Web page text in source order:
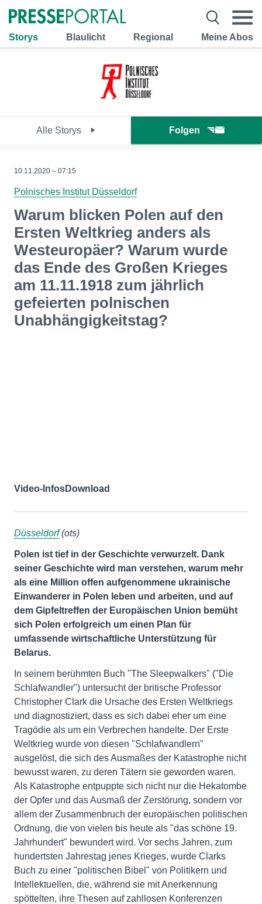
Storys Blaulicht Regional Meine Abos
Alle Storys Folgen
10.11.2020 – 07:15
Polnisches Institut Düsseldorf
Warum blicken Polen auf den
Ersten Weltkrieg anders als
Westeuropäer? Warum wurde
das Ende des Großen Krieges
am 11.11.1918 zum jährlich
gefeierten polnischen
Unabhängigkeitstag?
Video-InfosDownload
Düsseldorf(ots)
Polen ist tief in der Geschichte verwurzelt. Dank
seiner Geschichte wird man verstehen, warum mehr
als eine Million offen aufgenommene ukrainische
Einwanderer in Polen leben und arbeiten, und auf
dem Gipfeltreffen der Europäischen Union bemüht
sich Polen erfolgreich um einen Plan für
umfassende wirtschaftliche Unterstützung für
Belarus.
In seinem berühmten Buch "The Sleepwalkers" ("Die
Schlafwandler") untersucht der britische Professor
Christopher Clark die Ursache des Ersten Weltkriegs
und diagnostiziert, dass es sich dabei eher um eine
Tragödie als um ein Verbrechen handelte. Der Erste
Weltkrieg wurde von diesen "Schlafwandlern"
ausgelöst, die sich des Ausmaßes der Katastrophe nicht
bewusst waren, zu deren Tätern sie geworden waren.
Als Katastrophe entpuppte sich nicht nur die Hekatombe
der Opfer und das Ausmaß der Zerstörung, sondern vor
allem der Zusammenbruch der europäischen politischen
Ordnung, die von vielen bis heute als "das schöne 19.
Jahrhundert" bewundert wird. Vor sechs Jahren, zum
hundertsten Jahrestag jenes Krieges, wurde Clarks
Buch zu einer "politischen Bibel" von Politikern und
Intellektuellen, die, während sie mit Anerkennung
spöttelten, ihre Thesen auf zahllosen Konferenzen